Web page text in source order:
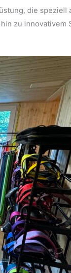
die
zu